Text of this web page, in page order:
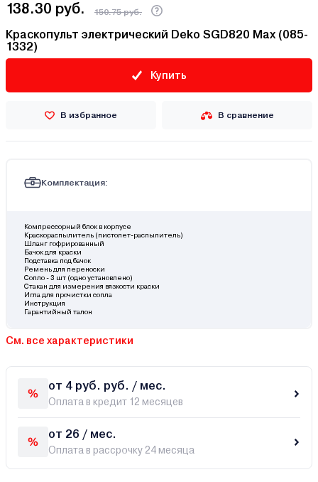
138.30 руб. 150.75 руб.
Краскопульт электрический Deko SGD820 Max (085-
1332)
Купить
В избранное В сравнение
Комплектация:
Компрессорный блок в корпусе
Краскораспылитель (пистолет-распылитель)
Шланг гофрированный
Бачок для краски
Подставка под бачок
Ремень для переноски
Сопло - 3 шт (одно установлено)
Стакан для измерения вязкости краски
Игла для прочистки сопла
Инструкция
Гарантийный талон
См. все характеристики
от 4 руб. руб. / мес.
Оплата в кредит 12 месяцев
от 26 / мес.
Оплата в рассрочку 24 месяца